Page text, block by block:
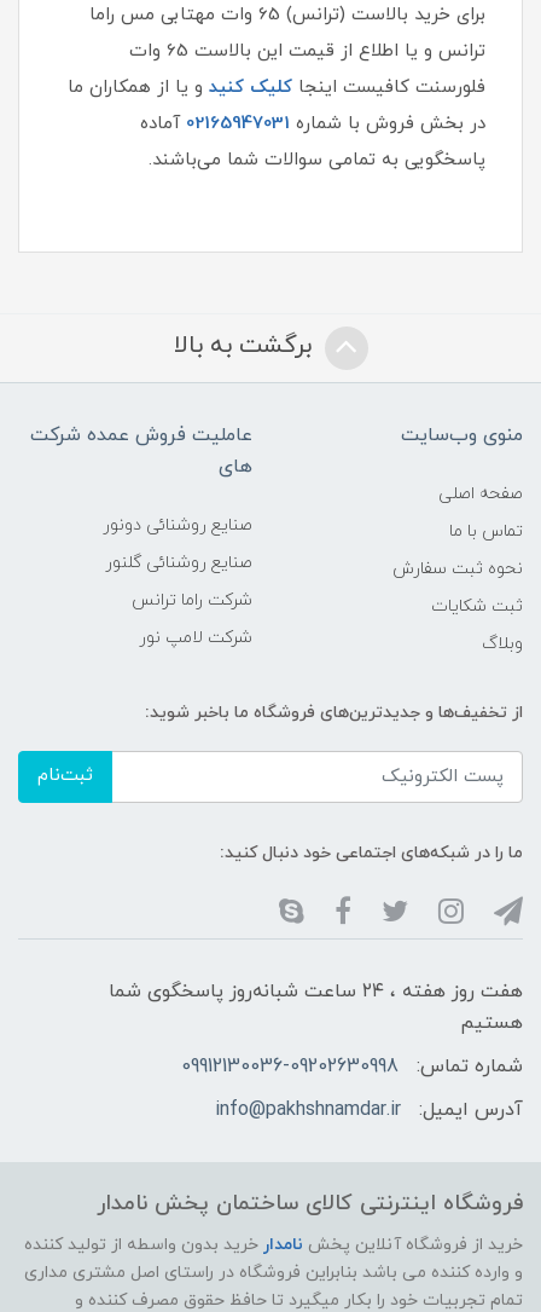
برای خرید بالاست (ترانس) 65 وات مهتابی مس راما
ترانس و یا اطلاع از قیمت این بالاست 65 وات
فلورسنت کافیست اینجا کلیک کنید و یا از همکاران ما
در بخش فروش با شماره 02165947031 آماده
پاسخگویی به تمامی سوالات شما می‌باشند.
برگشت به بالا
منوی وب‌سایت
صفحه اصلی
تماس با ما
نحوه ثبت سفارش
ثبت شکایات
وبلاگ
عاملیت فروش عمده شرکت
های
صنایع روشنائی دونور
صنایع روشنائی گلنور
شرکت راما ترانس
شرکت لامپ نور
از تخفیف‌ها و جدیدترین‌های فروشگاه ما باخبر شوید:
ثبت‌نام
ما را در شبکه‌های اجتماعی خود دنبال کنید:
هفت روز هفته ، ۲۴ ساعت شبانه‌روز پاسخگوی شما
هستیم
شماره تماس:
09912130036-09202630998
آدرس ایمیل:
info@pakhshnamdar.ir
فروشگاه اینترنتی کالای ساختمان پخش نامدار
خرید از فروشگاه آنلاین پخش نامدار خرید بدون واسطه از تولید کننده
و وارده کننده می باشد بنابراین فروشگاه در راستای اصل مشتری مداری
تمام تجربیات خود را بکار میگیرد تا حافظ حقوق مصرف کننده و